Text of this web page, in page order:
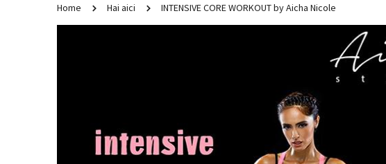
Home Hai aici INTENSIVE CORE WORKOUT by Aicha Nicole